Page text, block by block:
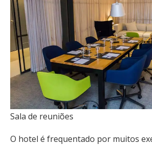
Sala de reuniões
O hotel é frequentado por muitos